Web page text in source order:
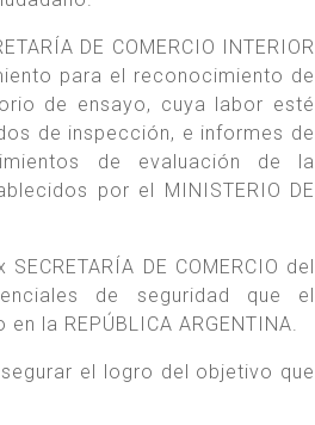
DE COMERCIO INTERIOR
para el reconocimiento de
de ensayo, cuya labor esté
de inspección, e informes de
de evaluación de la
por el MINISTERIO DE
DE COMERCIO del
de seguridad que el
la REPÚBLICA ARGENTINA.
el logro del objetivo que